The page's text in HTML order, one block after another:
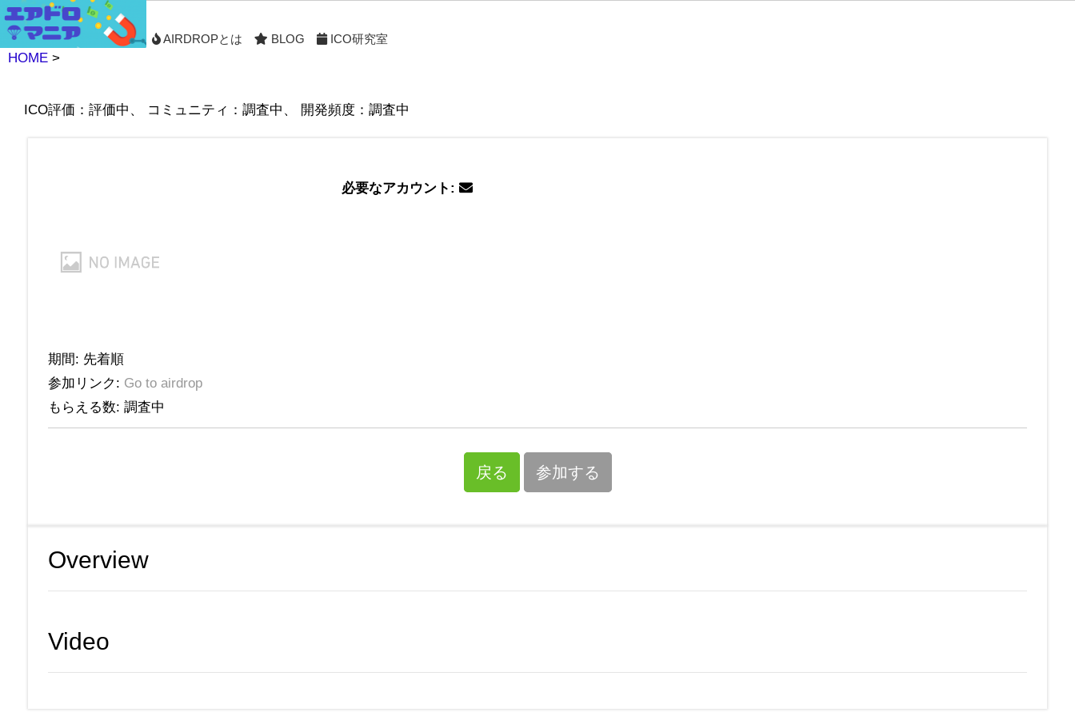
AIRDROPとは BLOG ICO研究室
HOME >
ICO評価：評価中、 コミュニティ：調査中、 開発頻度：調査中
期間: 先着順
参加リンク: Go to airdrop
もらえる数: 調査中
必要なアカウント:
戻る 参加する
Overview
Video